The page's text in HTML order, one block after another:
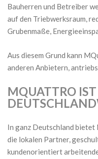
Bauherren und Betreiber
auf den Triebwerksraum,
Grubenmaße,
Aus diesem Grund kann
anderen Anbietern,
MQUATTRO IST
In ganz Deutschland
die lokalen Partner,
kundenorientiert